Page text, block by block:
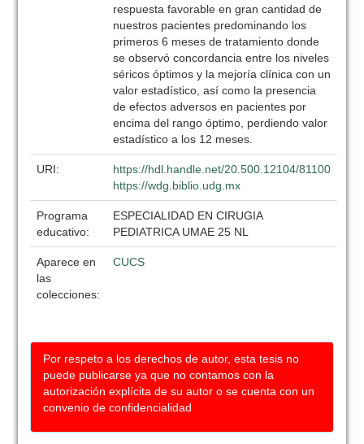
respuesta favorable en gran cantidad de
nuestros pacientes predominando los
primeros 6 meses de tratamiento donde
se observó concordancia entre los niveles
séricos óptimos y la mejoría clínica con un
valor estadístico, así como la presencia
de efectos adversos en pacientes por
encima del rango óptimo, perdiendo valor
estadístico a los 12 meses.
URI:
https://hdl.handle.net/20.500.12104/81100
https://wdg.biblio.udg.mx
Programa
educativo:
ESPECIALIDAD EN CIRUGIA
PEDIATRICA UMAE 25 NL
Aparece en
las
colecciones:
CUCS
Por respeto a los derechos de autor, esta tesis no
puede publicarse ya que no contamos con la
autorización explícita de su autor o se cuenta con un
convenio de confidencialidad